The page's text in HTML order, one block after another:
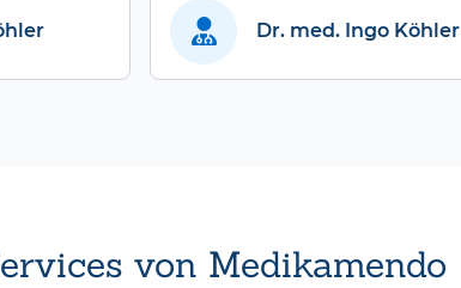
Dr. med. Ingo Köhler
von Medikamendo